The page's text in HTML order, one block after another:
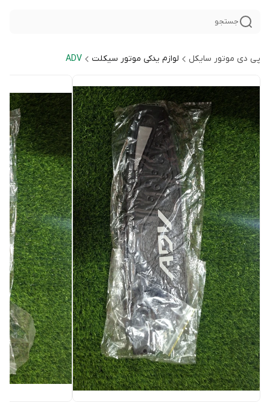
جستجو
پی دی موتور سایکل لوازم یدکی موتور سیکلت ADV